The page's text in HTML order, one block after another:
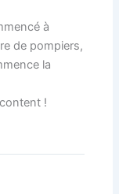
à
de pompiers,
la
!